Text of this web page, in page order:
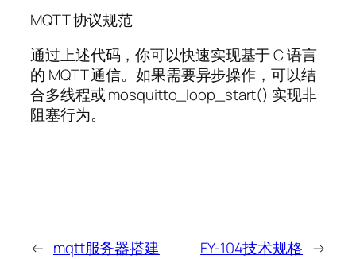
MQTT 协议规范
通过上述代码，你可以快速实现基于 C 语言
的 MQTT 通信。如果需要异步操作，可以结
合多线程或 mosquitto_loop_start() 实现非
阻塞行为。
← mqtt服务器搭建 FY-104技术规格 →